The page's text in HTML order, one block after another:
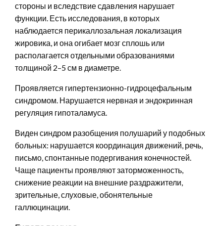
стороны и вследствие сдавления нарушает
функции. Есть исследования, в которых
наблюдается перикаллозальная локализация
жировика, и она огибает мозг сплошь или
располагается отдельными образованиями
толщиной 2–5 см в диаметре.
Проявляется гипертензионно-гидроцефальным
синдромом. Нарушается нервная и эндокринная
регуляция гипоталамуса.
Виден синдром разобщения полушарий у подобных
больных: нарушается координация движений, речь,
письмо, спонтанные подергивания конечностей.
Чаще пациенты проявляют заторможенность,
снижение реакции на внешние раздражители,
зрительные, слуховые, обонятельные
галлюцинации.